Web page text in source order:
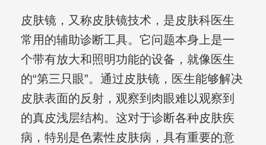
皮肤镜，又称皮肤镜技术，是皮肤科医生
常用的辅助诊断工具。它问题本身上是一
个带有放大和照明功能的设备，就像医生
的“第三只眼”。通过皮肤镜，医生能够解决
皮肤表面的反射，观察到肉眼难以观察到
的真皮浅层结构。这对于诊断各种皮肤疾
病，特别是色素性皮肤病，具有重要的意